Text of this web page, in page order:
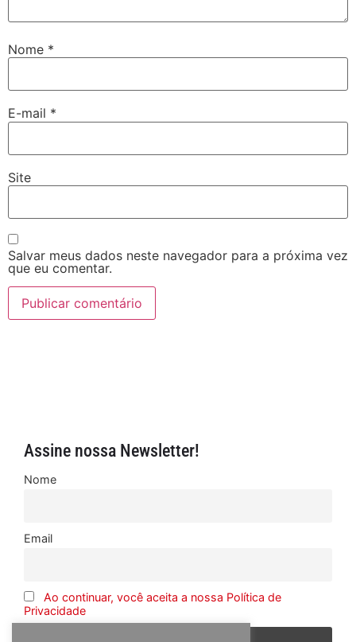
Nome *
E-mail *
Site
Salvar meus dados neste navegador para a próxima vez
que eu comentar.
Assine nossa Newsletter!
Nome
Email
Ao continuar, você aceita a nossa Política de
Privacidade